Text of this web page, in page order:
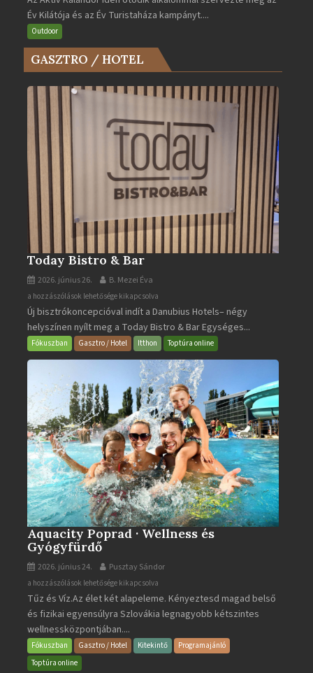
Kilátója
és
Év
Turistaháza
bejegyzéshez
Év Kilátója és az Év Turistaháza kampányt....
Outdoor
GASZTRO / HOTEL
Today Bistro & Bar
2026. június 26. B. Mezei Éva
Today
Bistro
&
Bar
a hozzászólások lehetősége kikapcsolva
Új bisztrókoncepcióval indít a Danubius Hotels– négy
helyszínen nyílt meg a Today Bistro & Bar Egységes...
Fókuszban Gasztro / Hotel Itthon Toptúra online
Aquacity Poprad · Wellness és
Gyógyfürdő
2026. június 24. Pusztay Sándor
Aquacity
Poprad
·
Wellness
és
Gyógyfürdő
a hozzászólások lehetősége kikapcsolva
Tűz és Víz.Az élet két alapeleme. Kényeztesd magad belső
és fizikai egyensúlyra Szlovákia legnagyobb kétszintes
wellnessközpontjában....
Fókuszban Gasztro / Hotel Kitekintő
Programajánló
Toptúra online